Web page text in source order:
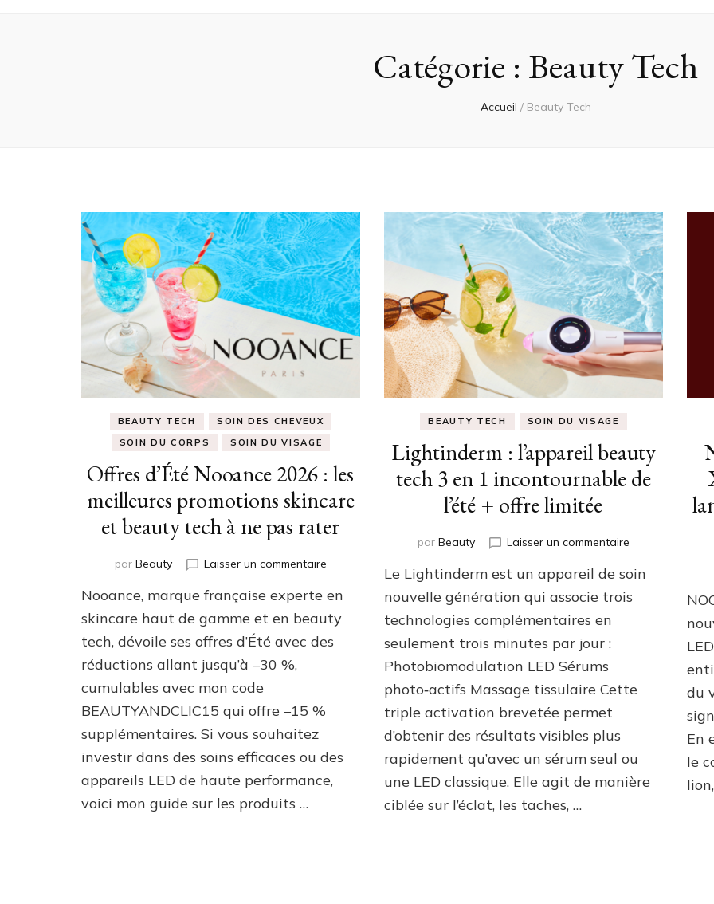
Catégorie : Beauty Tech
Accueil / Beauty Tech
BEAUTY TECH
SOIN DES CHEVEUX
SOIN DU CORPS
SOIN DU VISAGE
Offres d’Été Nooance 2026 : les
meilleures promotions skincare
et beauty tech à ne pas rater
par Beauty Laisser un commentairesur
d’Été
Nooance
2026
:
tech
à
Nooance, marque française experte en
skincare haut de gamme et en beauty
tech, dévoile ses offres d’Été avec des
réductions allant jusqu’à –30 %,
cumulables avec mon code
BEAUTYANDCLIC15 qui offre –15 %
supplémentaires. Si vous souhaitez
investir dans des soins efficaces ou des
appareils LED de haute performance,
voici mon guide sur les produits …
BEAUTY TECH SOIN DU VISAGE
Lightinderm : l’appareil beauty
tech 3 en 1 incontournable de
l’été + offre limitée
par Beauty Laisser un commentairesur
:
l’appareil
incontournable
offre
limitée
Le Lightinderm est un appareil de soin
nouvelle génération qui associe trois
technologies complémentaires en
seulement trois minutes par jour :
Photobiomodulation LED Sérums
photo‑actifs Massage tissulaire Cette
triple activation brevetée permet
d’obtenir des résultats visibles plus
rapidement qu’avec un sérum seul ou
une LED classique. Elle agit de manière
ciblée sur l’éclat, les taches, …
du
En
le